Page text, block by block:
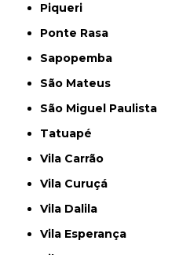
Piqueri
Ponte Rasa
Sapopemba
São Mateus
São Miguel Paulista
Tatuapé
Vila Carrão
Vila Curuçá
Vila Dalila
Vila Esperança